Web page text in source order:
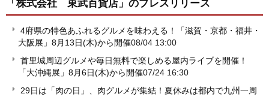
「株式会社 東武百貨店」 のプレスリリース
4府県の特色あふれるグルメを味わえる！「滋賀・京都・福井・
大阪展」8月13日(木)から開催08/04 13:00
首里城周辺グルメや毎日無料で楽しめる屋内ライブを開催！
「大沖縄展」8月6日(木)から開催07/24 16:30
29日は「肉の日」、肉グルメが集結！夏休みは都内で九州一周